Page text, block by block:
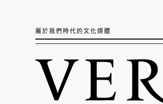
屬於我們時代的文化媒體